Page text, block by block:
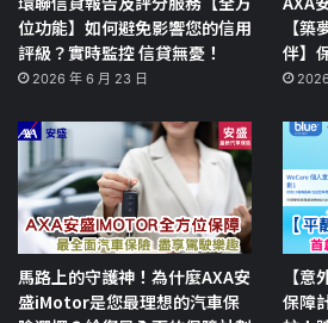
位功能】如何避免影響您的信用
評級？實時監控 信貸無憂！
2026 年 6 月 23 日
【
伴】
馬路上的守護神！為什麼AXA安
盛iMotor是您最理想的汽車保
【
保障